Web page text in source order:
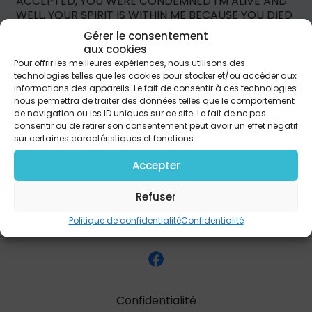
Gérer le consentement
aux cookies
Pour offrir les meilleures expériences, nous utilisons des
technologies telles que les cookies pour stocker et/ou accéder aux
informations des appareils. Le fait de consentir à ces technologies
nous permettra de traiter des données telles que le comportement
de navigation ou les ID uniques sur ce site. Le fait de ne pas
consentir ou de retirer son consentement peut avoir un effet négatif
sur certaines caractéristiques et fonctions.
Accepter
Refuser
Politique de confidentialitéConfidentialité
WELL, YOUR SPIRIT IS WITHIN ME BECAUSE YOU DIED
AND ROSE AGAIN AMAZING LOVE, HOW CAN IT BE
THAT YOU, MY KING, SHOULD DIE FOR ME? AMAZING
LOVE, I KNOW IT'S TRUE IT'S MY JOY TO HONOR YOU
IN ALL I DO, TO HONOR YOU YOU ARE MY KING YOU
ARE MY KING JESUS, YOU ARE MY KING YOU ARE MY
KING
Confidentialité